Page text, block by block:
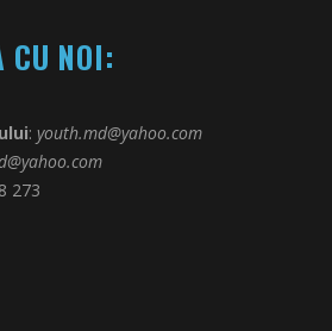
CU NOI:
: youth.md@yahoo.com
273